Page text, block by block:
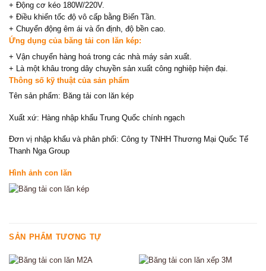
+ Động cơ kéo 180W/220V.
+ Điều khiển tốc độ vô cấp bằng Biến Tần.
+ Chuyển động êm ái và ổn định, độ bền cao.
Ứng dụng của băng tải con lăn kép:
+ Vận chuyển hàng hoá trong các nhà máy sản xuất.
+ Là một khâu trong dây chuyền sản xuất công nghiệp hiện đại.
Thông số kỹ thuật của sản phẩm
Tên sản phẩm: Băng tải con lăn kép
Xuất xứ: Hàng nhập khẩu Trung Quốc chính ngạch
Đơn vị nhập khẩu và phân phối: Công ty TNHH Thương Mại Quốc Tế
Thanh Nga Group
Hình ảnh con lăn
SẢN PHẨM TƯƠNG TỰ